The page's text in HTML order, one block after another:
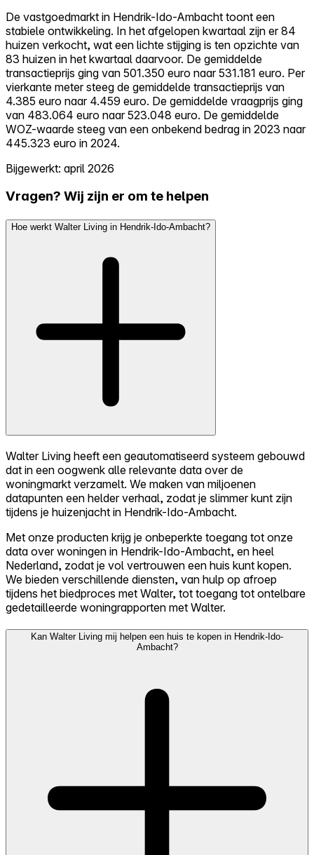
De vastgoedmarkt in Hendrik-Ido-Ambacht toont een
stabiele ontwikkeling. In het afgelopen kwartaal zijn er 84
huizen verkocht, wat een lichte stijging is ten opzichte van
83 huizen in het kwartaal daarvoor. De gemiddelde
transactieprijs ging van 501.350 euro naar 531.181 euro. Per
vierkante meter steeg de gemiddelde transactieprijs van
4.385 euro naar 4.459 euro. De gemiddelde vraagprijs ging
van 483.064 euro naar 523.048 euro. De gemiddelde
WOZ-waarde steeg van een onbekend bedrag in 2023 naar
445.323 euro in 2024.
Bijgewerkt: april 2026
Vragen? Wij zijn er om te helpen
Hoe werkt Walter Living in Hendrik-Ido-Ambacht?
Walter Living heeft een geautomatiseerd systeem gebouwd
dat in een oogwenk alle relevante data over de
woningmarkt verzamelt. We maken van miljoenen
datapunten een helder verhaal, zodat je slimmer kunt zijn
tijdens je huizenjacht in Hendrik-Ido-Ambacht.
Met onze producten krijg je onbeperkte toegang tot onze
data over woningen in Hendrik-Ido-Ambacht, en heel
Nederland, zodat je vol vertrouwen een huis kunt kopen.
We bieden verschillende diensten, van hulp op afroep
tijdens het biedproces met Walter, tot toegang tot ontelbare
gedetailleerde woningrapporten met Walter.
Kan Walter Living mij helpen een huis te kopen in Hendrik-Ido-
Ambacht?